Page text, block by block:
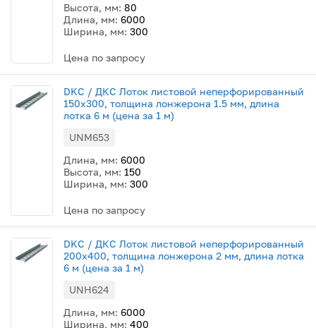
Высота, мм: 80
Длина, мм: 6000
Ширина, мм: 300
Цена по запросу
DKC / ДКС Лоток листовой неперфорированный
150х300, толщина лонжерона 1.5 мм, длина
лотка 6 м (цена за 1 м)
UNM653
Длина, мм: 6000
Высота, мм: 150
Ширина, мм: 300
Цена по запросу
DKC / ДКС Лоток листовой неперфорированный
200х400, толщина лонжерона 2 мм, длина лотка
6 м (цена за 1 м)
UNH624
Длина, мм: 6000
Ширина, мм: 400